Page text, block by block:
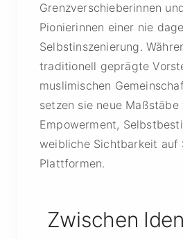
Grenzverschieberinnen
Pionierinnen einer nie
Selbstinszenierung.
traditionell geprägte
muslimischen
setzen sie neue Maßstäbe
Empowerment,
weibliche Sichtbarkeit auf
Plattformen.
Zwischen